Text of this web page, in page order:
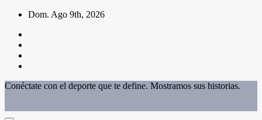
Saltar
contenido
Dom. Ago 9th, 2026
Conéctate con el deporte que te define. Mostramos sus historias.